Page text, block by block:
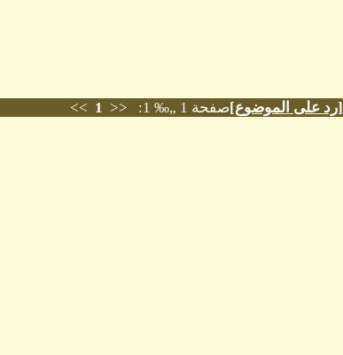
[رد على الموضوع]صفحة 1 „‰ 1: << 1
>>